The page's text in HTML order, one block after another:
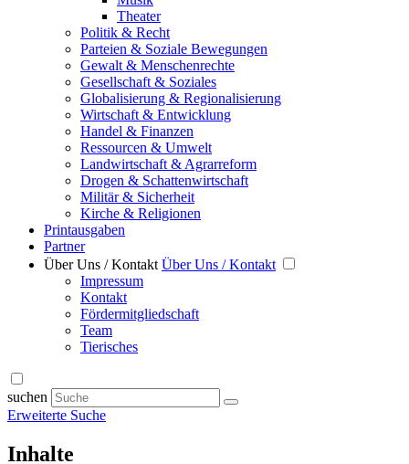
Theater
Politik & Recht
Parteien & Soziale Bewegungen
Gewalt & Menschenrechte
Gesellschaft & Soziales
Globalisierung & Regionalisierung
Wirtschaft & Entwicklung
Handel & Finanzen
Ressourcen & Umwelt
Landwirtschaft & Agrarreform
Drogen & Schattenwirtschaft
Militär & Sicherheit
Kirche & Religionen
Printausgaben
Partner
Über Uns / Kontakt Über Uns / Kontakt
Impressum
Kontakt
Fördermitgliedschaft
Team
Tierisches
suchen
Erweiterte Suche
Inhalte